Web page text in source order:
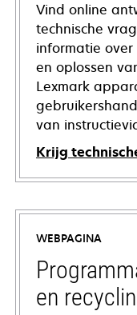
Vind online
technische
informatie
en oplossen
Lexmark
van
Krijg
opens
in
new
tab
WEBPAGINA
en